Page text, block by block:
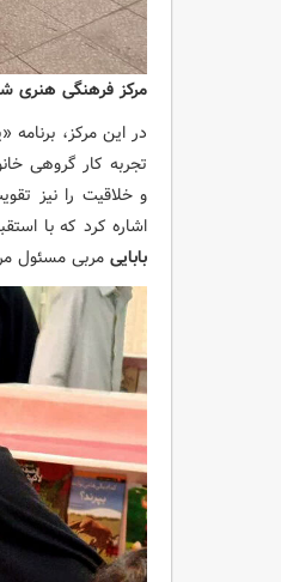
مرکز فرهنگی هنری
در این مرکز،
تجربه کار گروهی
و خلاقیت را نیز
اشاره کرد که با
بابایی مربی مسئول